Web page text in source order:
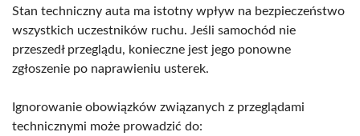
Stan techniczny auta ma istotny wpływ na bezpieczeństwo
wszystkich uczestników ruchu. Jeśli samochód nie
przeszedł przeglądu, konieczne jest jego ponowne
zgłoszenie po naprawieniu usterek.
Ignorowanie obowiązków związanych z przeglądami
technicznymi może prowadzić do: